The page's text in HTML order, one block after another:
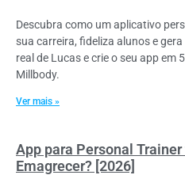
Descubra como um aplicativo
sua carreira, fideliza alunos e
real de Lucas e crie o seu app em
Millbody.
Ver mais »
App para Personal
Emagrecer? [2026]